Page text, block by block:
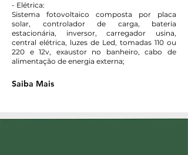
- Elétrica:
Sistema fotovoltaico composta por placa
solar, controlador de carga, bateria
estacionária, inversor, carregador usina,
central elétrica, luzes de Led, tomadas 110 ou
220 e 12v, exaustor no banheiro, cabo de
alimentação de energia externa;
Saiba Mais